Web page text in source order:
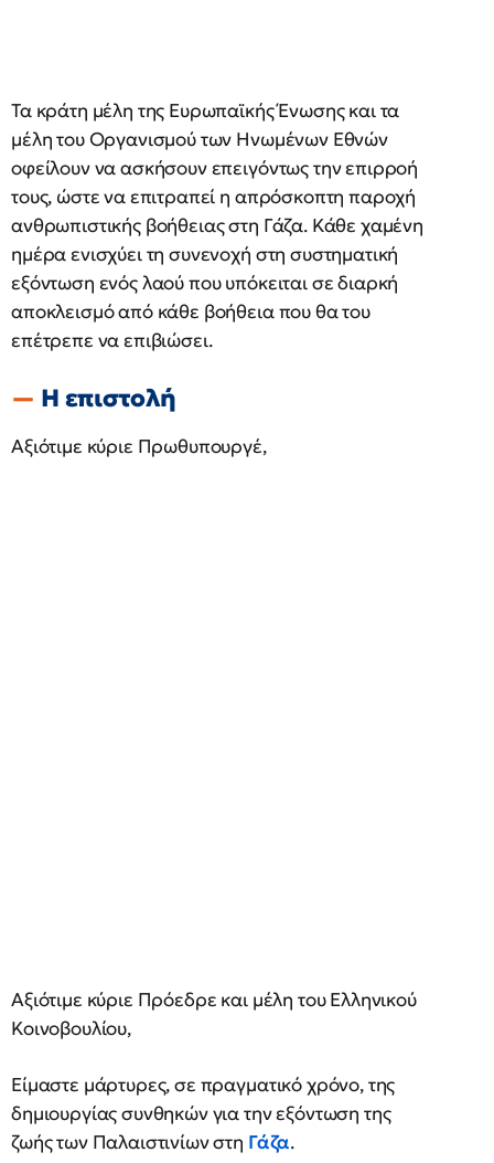
Τα κράτη μέλη της Ευρωπαϊκής Ένωσης και τα
μέλη του Οργανισμού των Ηνωμένων Εθνών
οφείλουν να ασκήσουν επειγόντως την επιρροή
τους, ώστε να επιτραπεί η απρόσκοπτη παροχή
ανθρωπιστικής βοήθειας στη Γάζα. Κάθε χαμένη
ημέρα ενισχύει τη συνενοχή στη συστηματική
εξόντωση ενός λαού που υπόκειται σε διαρκή
αποκλεισμό από κάθε βοήθεια που θα του
επέτρεπε να επιβιώσει.
Η επιστολή
Αξιότιμε κύριε Πρωθυπουργέ,
Αξιότιμε κύριε Πρόεδρε και μέλη του Ελληνικού
Κοινοβουλίου,
Είμαστε μάρτυρες, σε πραγματικό χρόνο, της
δημιουργίας συνθηκών για την εξόντωση της
ζωής των Παλαιστινίων στη Γάζα.